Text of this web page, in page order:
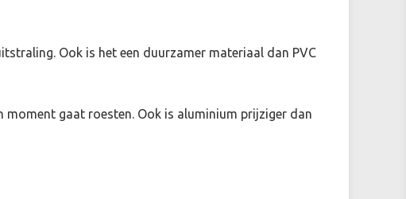
Ook is het een duurzamer materiaal dan PVC
moment gaat roesten. Ook is aluminium prijziger dan